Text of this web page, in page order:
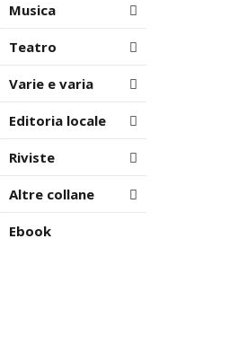
Musica
Teatro
Varie e varia
Editoria locale
Riviste
Altre collane
Ebook